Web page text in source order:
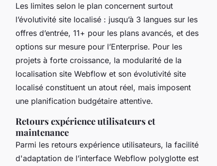
Les limites selon le plan concernent surtout
l’évolutivité site localisé : jusqu’à 3 langues sur les
offres d’entrée, 11+ pour les plans avancés, et des
options sur mesure pour l’Enterprise. Pour les
projets à forte croissance, la modularité de la
localisation site Webflow et son évolutivité site
localisé constituent un atout réel, mais imposent
une planification budgétaire attentive.
Retours expérience utilisateurs et
maintenance
Parmi les retours expérience utilisateurs, la facilité
d'adaptation de l’interface Webflow polyglotte est